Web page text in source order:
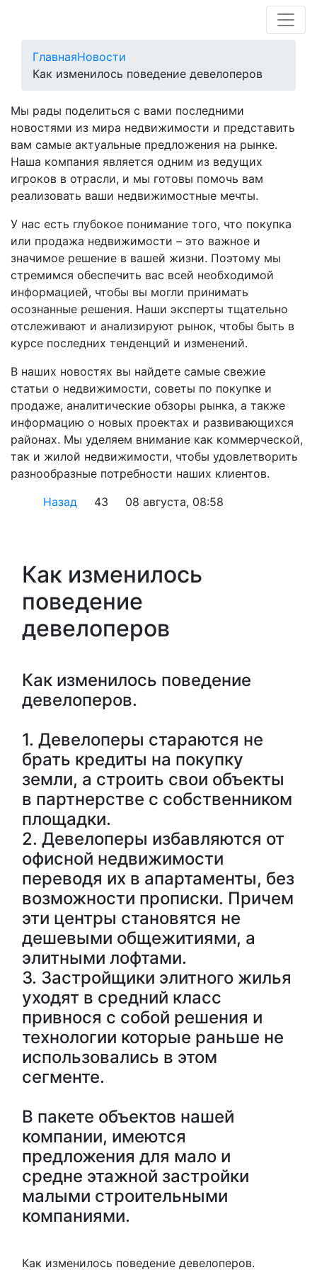
ГлавнаяНовости
Как изменилось поведение девелоперов
Мы рады поделиться с вами последними
новостями из мира недвижимости и представить
вам самые актуальные предложения на рынке.
Наша компания является одним из ведущих
игроков в отрасли, и мы готовы помочь вам
реализовать ваши недвижимостные мечты.
У нас есть глубокое понимание того, что покупка
или продажа недвижимости – это важное и
значимое решение в вашей жизни. Поэтому мы
стремимся обеспечить вас всей необходимой
информацией, чтобы вы могли принимать
осознанные решения. Наши эксперты тщательно
отслеживают и анализируют рынок, чтобы быть в
курсе последних тенденций и изменений.
В наших новостях вы найдете самые свежие
статьи о недвижимости, советы по покупке и
продаже, аналитические обзоры рынка, а также
информацию о новых проектах и развивающихся
районах. Мы уделяем внимание как коммерческой,
так и жилой недвижимости, чтобы удовлетворить
разнообразные потребности наших клиентов.
Назад
43 08 августа, 08:58
Как изменилось
поведение
девелоперов
Как изменилось поведение
девелоперов.
1. Девелоперы стараются не
брать кредиты на покупку
земли, а строить свои объекты
в партнерстве с собственником
площадки.
2. Девелоперы избавляются от
офисной недвижимости
переводя их в апартаменты, без
возможности прописки. Причем
эти центры становятся не
дешевыми общежитиями, а
элитными лофтами.
3. Застройщики элитного жилья
уходят в средний класс
привнося с собой решения и
технологии которые раньше не
использовались в этом
сегменте.
В пакете объектов нашей
компании, имеются
предложения для мало и
средне этажной застройки
малыми строительными
компаниями.
Как изменилось поведение девелоперов.